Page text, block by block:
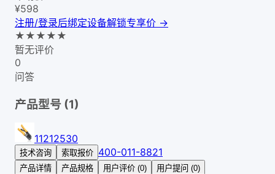
¥598
注册/登录后绑定设备解锁专享价 →
★ ★ ★ ★ ★
暂无评价
0
问答
产品型号 (1)
11212530
技术咨询 索取报价 400-011-8821
产品详情 产品规格 用户评价 (0) 用户提问 (0)